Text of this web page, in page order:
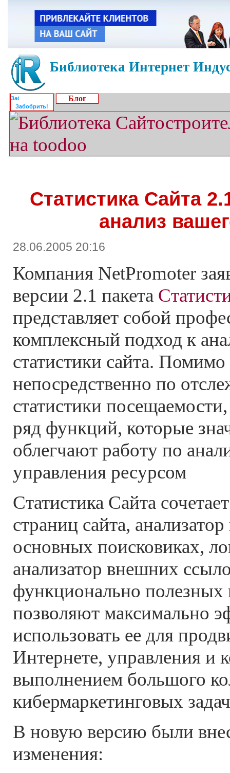
Библиотека Интернет
Забобрить!
Блог
Статистика Сайта
анализ
28.06.2005 20:16
Компания NetPromoter
версии 2.1 пакета
представляет собой
комплексный подход к
статистики сайта.
непосредственно по
статистики
ряд функций, которые
облегчают работу по
управления ресурсом
Cтатистика Сайта
страниц сайта,
основных поисковиках,
анализатор внешних
функционально полезных
позволяют максимально
использовать ее для
Интернете, управления и
выполнением большого
кибермаркетинговых
В новую версию были
изменения: